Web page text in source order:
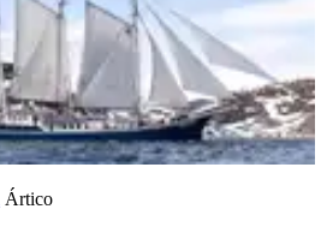
Ártico